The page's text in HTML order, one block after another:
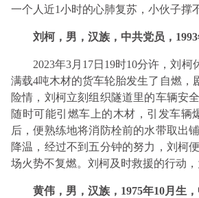
一个人近1小时的心肺复苏，小伙子撑
刘柯，男，汉族，中共党员，
2023年3月17日19时10分许，刘
满载4吨木材的货车轮胎发生了自燃
险情，刘柯立刻组织隧道里的车辆安
随时可能引燃车上的木材，引发车
后，便熟练地将消防栓前的水带取出
降温，经过不到五分钟的努力，刘柯
场火势不复燃。刘柯及时救援的行动
黄伟，男，汉族，1975年10月生